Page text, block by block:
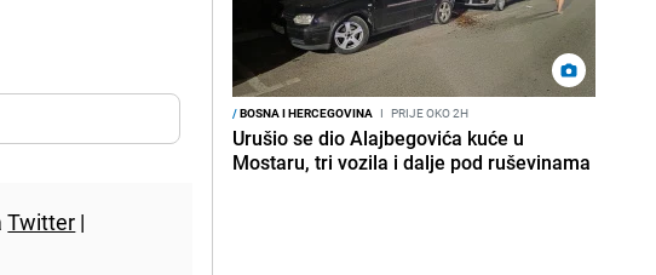
Twitter |
/BOSNA I HERCEGOVINA I PRIJE OKO 2H
Urušio se dio Alajbegovića kuće u
Mostaru, tri vozila i dalje pod ruševinama